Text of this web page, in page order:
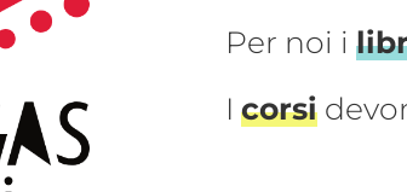
Per noi i
Icorsi